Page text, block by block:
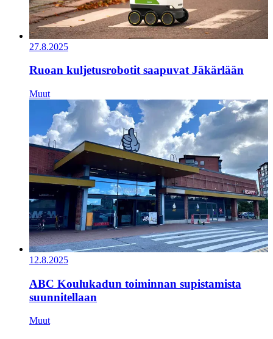
27.8.2025
Ruoan kuljetusrobotit saapuvat Jäkärlään
Muut
12.8.2025
ABC Koulukadun toiminnan supistamista
suunnitellaan
Muut